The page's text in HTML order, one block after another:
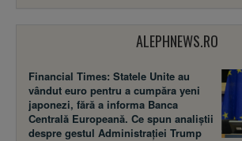
ALEPHNEWS.RO
Financial Times: Statele Unite au
vândut euro pentru a cumpăra yeni
japonezi, fără a informa Banca
Centrală Europeană. Ce spun analiștii
despre gestul Administrației Trump